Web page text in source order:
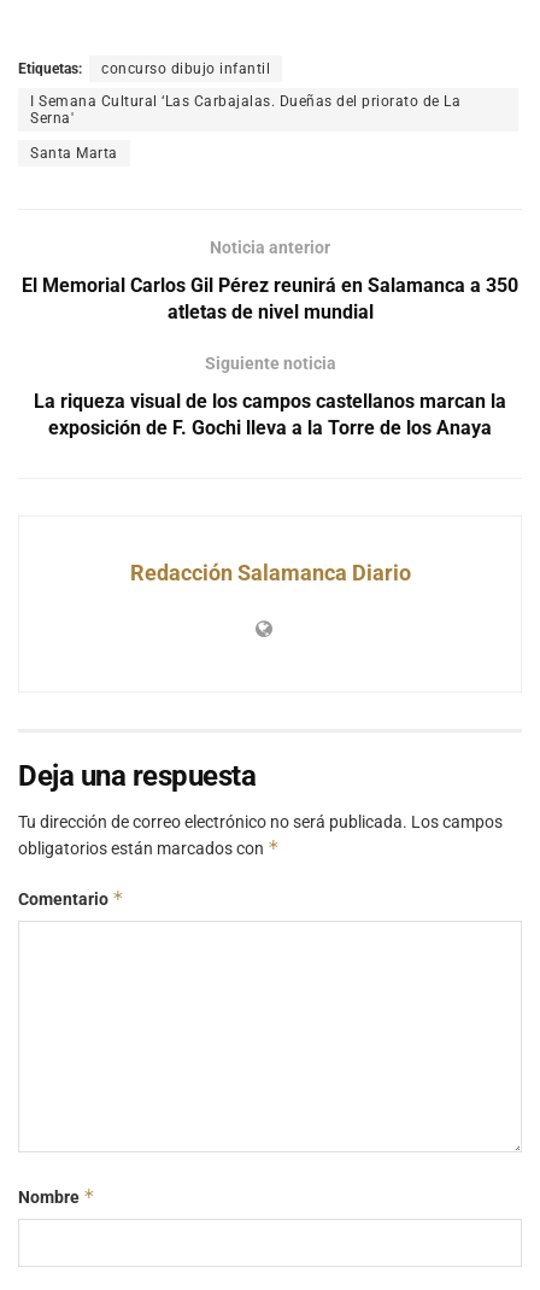
Etiquetas:
concurso dibujo infantil
I Semana Cultural ‘Las Carbajalas. Dueñas del priorato de La
Serna'
Santa Marta
Noticia anterior
El Memorial Carlos Gil Pérez reunirá en Salamanca a 350
atletas de nivel mundial
Siguiente noticia
La riqueza visual de los campos castellanos marcan la
exposición de F. Gochi lleva a la Torre de los Anaya
Redacción Salamanca Diario
Deja una respuesta
Tu dirección de correo electrónico no será publicada. Los campos
obligatorios están marcados con *
Comentario *
Nombre *